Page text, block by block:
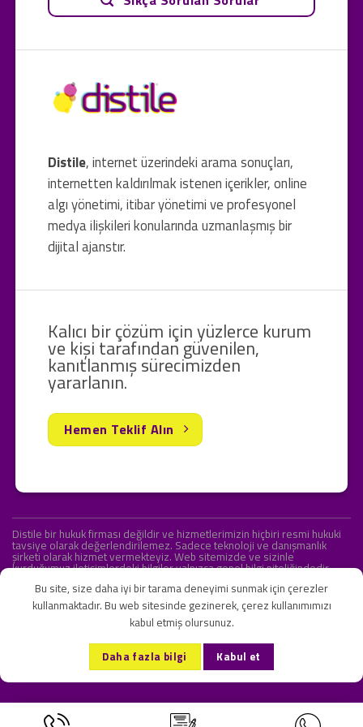
Distile, internet üzerindeki arama sonuçları,
internetten kaldırılmak istenen içerikler, online
algı yönetimi, itibar yönetimi ve profesyonel
medya ilişkileri konularında uzmanlaşmış bir
dijital ajanstır.
Kalıcı bir çözüm için yüzlerce kurum
ve kişi tarafından güvenilen,
kanıtlanmış sürecimizden
yararlanın.
Hemen Teklif Alın
Distile bir hukuk firması değildir ve hizmetlerimizin hiçbiri resmi hukuki
tavsiye olarak değerlendirilemez. Sadece teknoloji ve danışmanlık
şirketi olarak hizmet vermekteyiz. Web sitemizde ve sizinle
kurduğumuz iletişimlerdeki bilgiler yalnızca genel bilgi niteliğindedir.
KVKK ve Gizlilik Sözleşmesi S.S.S. İletişim
Copyright 2026 ©Onlipr Teknoloji ve Ticaret A.Ş.
Bu site, size daha iyi bir tarama deneyimi sunmak için çerezler
kullanmaktadır. Bu web sitesinde gezinerek, çerez kullanımımızı
kabul etmiş olursunuz.
Daha fazla bilgi Kabul et